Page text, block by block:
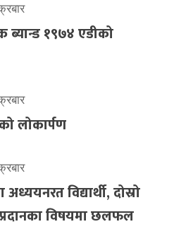
ब्यान्ड १९७४ एडीको
लोकार्पण
विद्यार्थी, दोस्रो
विषयमा छलफल